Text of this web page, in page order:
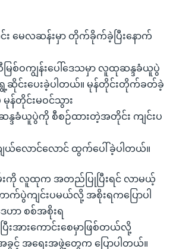
မေလဆန်းမှာ တိုက်ခိုက်ခဲ့ပြီးနောက်
ြစ်ဝကျွန်းပေါ်ဒေသမှာ လူထုဆန္ဒခံယူပွဲ
ဆိုင်းပေးခဲ့ပါတယ်။ မုန်တိုင်းတိုက်ခတ်ခဲ့
မုန်တိုင်းမဝင်သွား
ဒခံယူပွဲကို စီစဉ်ထားတဲ့အတိုင်း ကျင်းပ
လောင်လောင် ထွက်ပေါ်ခဲ့ပါတယ်။
မ်းကို လူထုက အတည်ပြုပြီးရင် လာမယ့်
ောက်ပွဲကျင်းပမယ်လို့ အစိုးရကပြောပါ
ဟာ စစ်အစိုးရ
းအားကောင်းစေမှာဖြစ်တယ်လို့
အရေးအဖွဲ့တွေက ပြောပါတယ်။